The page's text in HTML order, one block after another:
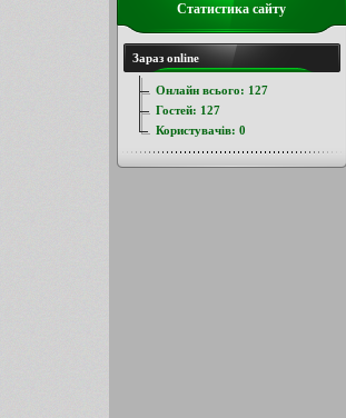
Статистика сайту
Зараз online
Онлайн всього: 127
Гостей: 127
Користувачів: 0